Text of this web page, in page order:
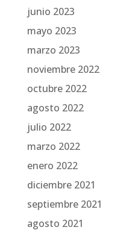
junio 2023
mayo 2023
marzo 2023
noviembre 2022
octubre 2022
agosto 2022
julio 2022
marzo 2022
enero 2022
diciembre 2021
septiembre 2021
agosto 2021